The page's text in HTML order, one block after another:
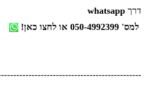
דרך
למס' 050-4992399 או
לחצו כאן!